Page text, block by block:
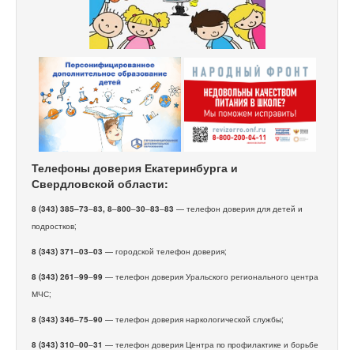
Телефоны доверия Екатеринбурга и
Свердловской области:
8 (343) 385–73–83, 8–800–30–83–83 — телефон доверия для детей и
подростков;
8 (343) 371–03–03 — городской телефон доверия;
8 (343) 261–99–99 — телефон доверия Уральского регионального центра
МЧС;
8 (343) 346–75–90 — телефон доверия наркологической службы;
8 (343) 310–00–31 — телефон доверия Центра по профилактике и борьбе